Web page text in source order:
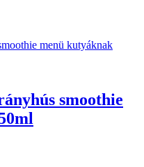
smoothie